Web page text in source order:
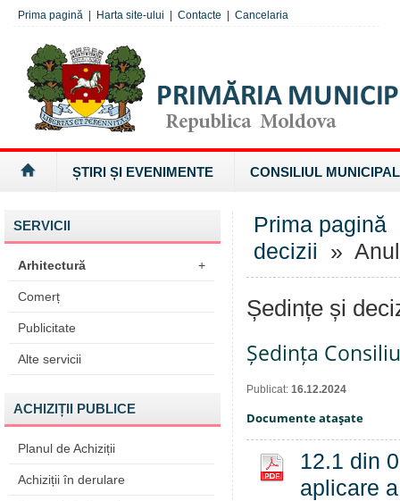
Prima pagină Harta site-ului Contacte Cancelaria
ȘTIRI ȘI EVENIMENTE CONSILIUL MUNICIPAL
SERVICII
Arhitectură +
Comerț
Publicitate
Alte servicii
ACHIZIȚII PUBLICE
Planul de Achiziții
Achiziții în derulare
Prima pagină
decizii »
Ședințe și
Ședința
Publicat: 16.12.2024
Documente ataşate
12.1 din
aplicare